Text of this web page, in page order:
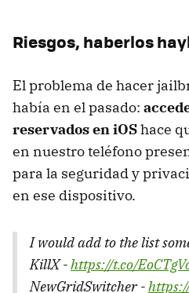
Riesgos, haberlos
El problema de hacer
había en el pasado:
reservados en iOShace
en nuestro teléfono
para la seguridad y
en ese dispositivo.
I would add to the list
KillX -https://t.co/
NewGridSwitcher -